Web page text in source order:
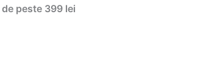
peste 399 lei